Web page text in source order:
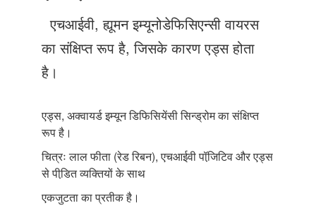
संपर्क करें
एचआईवी, ह्यूमन इम्यूनोडेफिसिएन्सी वायरस
का संक्षिप्त रूप है, जिसके कारण एड्स होता
है।
एड्स, अक्वायर्ड इम्यून डिफिसियेंसी सिन्ड्रोम का संक्षिप्त
रूप है।
चित्रः लाल फीता (रेड रिबन), एचआईवी पॉजि़टिव और एड्स
से पीडि़त व्यक्तियों के साथ
एकजुटता का प्रतीक है।